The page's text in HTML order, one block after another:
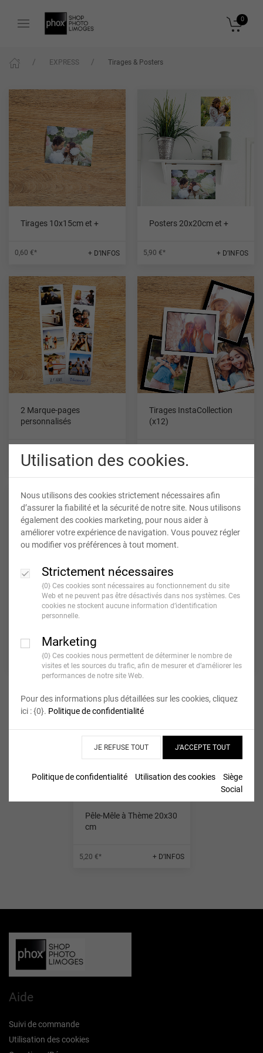
Utilisation des cookies.
Nous utilisons des cookies strictement nécessaires afin
d’assurer la fiabilité et la sécurité de notre site. Nous utilisons
également des cookies marketing, pour nous aider à
améliorer votre expérience de navigation. Vous pouvez régler
ou modifier vos préférences à tout moment.
Strictement nécessaires
{0} Ces cookies sont nécessaires au fonctionnement du site
Web et ne peuvent pas être désactivés dans nos systèmes. Ces
cookies ne stockent aucune information d’identification
personnelle.
Marketing
{0} Ces cookies nous permettent de déterminer le nombre de
visites et les sources du trafic, afin de mesurer et d’améliorer les
performances de notre site Web.
Pour des informations plus détaillées sur les cookies, cliquez
ici : {0}. Politique de confidentialité
JE REFUSE TOUT J’ACCEPTE TOUT
Politique de confidentialité Utilisation des cookies
Siège
Social
0
EXPRESS Tirages & Posters
Tirages 10x15cm et +
0,60 €* + D’INFOS
Posters 20x20cm et +
5,90 €* + D’INFOS
2 Marque-pages
personnalisés
1,95 €*
+ D’INFOS
Tirages InstaCollection
(x12)
2,90 €*
Tirages instaPack 9x10
+ D’INFOS 5,20 €* + D’INFOS
Pêle-Mêle à Thème 20x30
cm
5,20 €* + D’INFOS
Aide
Suivi de commande
Utilisation des cookies